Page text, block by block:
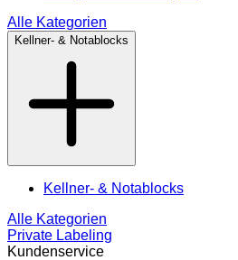
Alle Kategorien
Kellner- & Notablocks
Kellner- & Notablocks
Alle Kategorien
Private Labeling
Kundenservice